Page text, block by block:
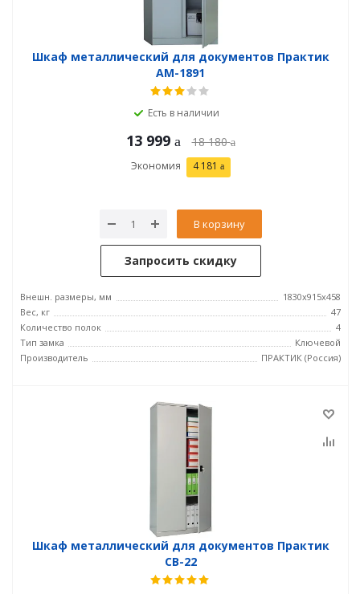
Шкаф металлический для документов Практик
AM-1891
Есть в наличии
13 999 18 180
Экономия 4 181
В корзину
Запросить скидку
Внешн. размеры, мм
1830x915x458
Вес, кг
47
Количество полок
4
Тип замка
Ключевой
Производитель
ПРАКТИК (Россия)
Шкаф металлический для документов Практик
СВ-22